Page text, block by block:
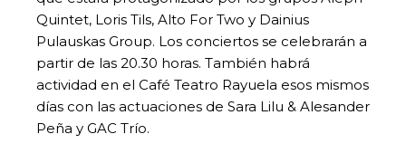
Quintet, Loris Tils, Alto For Two y Dainius
Pulauskas Group. Los conciertos se celebrarán a
partir de las 20.30 horas. También habrá
actividad en el Café Teatro Rayuela esos mismos
días con las actuaciones de Sara Lilu & Alesander
Peña y GAC Trío.